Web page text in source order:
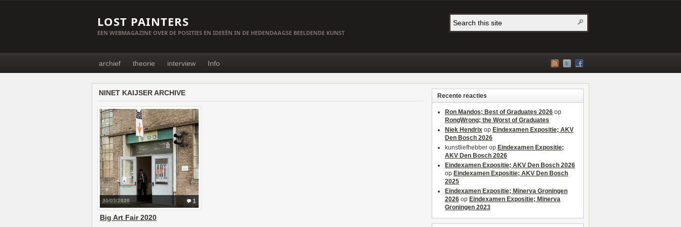
LOST PAINTERS
EEN WEBMAGAZINE OVER DE POSITIES EN IDEEËN IN DE HEDENDAAGSE BEELDENDE KUNST
archief theorie interview Info
NINET KAIJSER ARCHIVE
1
30/09/2020
Big Art Fair 2020
Recente reacties
Ron Mandos; Best of Graduates 2026 op
RongWrong; the Worst of Graduates
Niek Hendrix op Eindexamen Expositie; AKV
Den Bosch 2026
kunstliefhebber op Eindexamen Expositie;
AKV Den Bosch 2026
Eindexamen Expositie; AKV Den Bosch 2026
op Eindexamen Expositie; AKV Den Bosch
2025
Eindexamen Expositie; Minerva Groningen
2026 op Eindexamen Expositie; Minerva
Groningen 2023